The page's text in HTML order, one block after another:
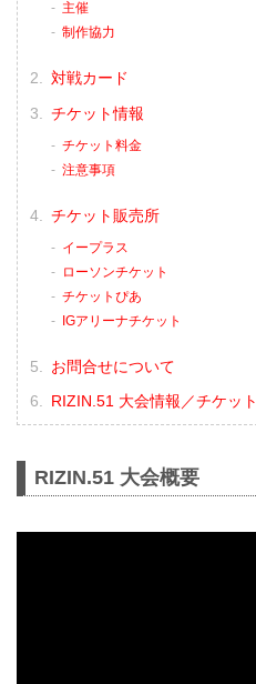
主催
制作協力
対戦カード
チケット情報
チケット料金
注意事項
チケット販売所
イープラス
ローソンチケット
チケットぴあ
IGアリーナチケット
お問合せについて
RIZIN.51 大会情報／チケット
RIZIN.51 大会概要